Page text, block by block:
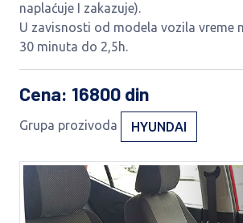
naplaćuje I zakazuje).
U zavisnosti od modela vozila vreme
30 minuta do 2,5h.
Cena: 16800 din
Grupa prozivoda HYUNDAI